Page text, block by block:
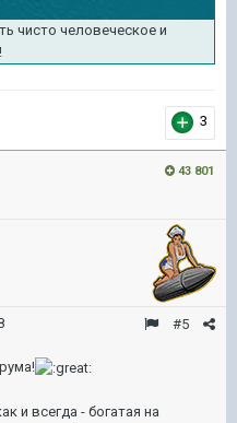
чисто человеческое и
3
43 801
#5
и всегда - богатая на